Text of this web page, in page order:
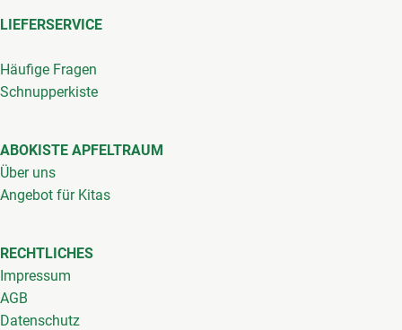
LIEFERSERVICE
Häufige Fragen
Schnupperkiste
ABOKISTE APFELTRAUM
Über uns
Angebot für Kitas
RECHTLICHES
Impressum
AGB
Datenschutz